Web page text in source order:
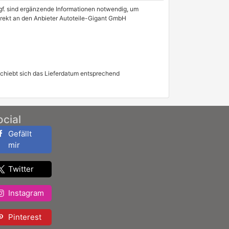
sind ergänzende Informationen notwendig, um
an den Anbieter Autoteile-Gigant GmbH
sich das Lieferdatum entsprechend
Gefällt
mir
Twitter
Instagram
Pinterest